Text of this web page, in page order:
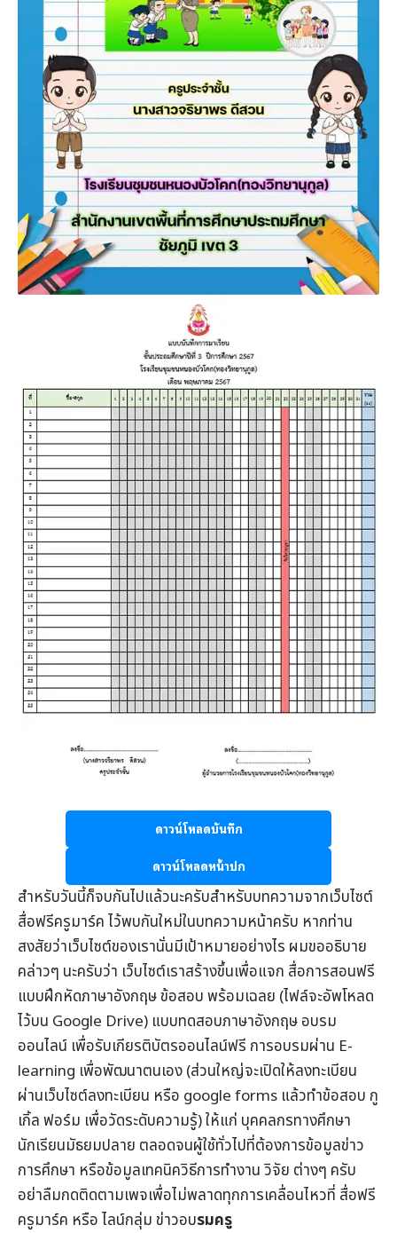
ดาวน์โหลดบันทึก
ดาวน์โหลดหน้าปก
สำหรับวันนี้ก็จบกันไปแล้วนะครับสำหรับบทความจากเว็บไซต์
สื่อฟรีครูมาร์คไว้พบกันใหม่ในบทความหน้าครับ หากท่าน
สงสัยว่าเว็บไซต์ของเรานั่นมีเป้าหมายอย่างไร ผมขออธิบาย
คล่าวๆ นะครับว่า เว็บไซต์เราสร้างขึ้นเพื่อแจก สื่อการสอนฟรี
แบบฝึกหัดภาษาอังกฤษข้อสอบพร้อมเฉลย (ไฟล์จะอัพโหลด
ไว้บน Google Drive) แบบทดสอบภาษาอังกฤษอบรม
ออนไลน์ เพื่อรับเกียรติบัตรออนไลน์ฟรี การอบรมผ่าน E-
learning เพื่อพัฒนาตนเอง (ส่วนใหญ่จะเปิดให้ลงทะเบียน
ผ่านเว็บไซต์ลงทะเบียน หรือ google forms แล้วทำข้อสอบ กู
เกิ้ล ฟอร์ม เพื่อวัดระดับความรู้) ให้แก่ บุคคลกรทางศึกษา
นักเรียนมัธยมปลาย ตลอดจนผู้ใช้ทั่วไปที่ต้องการข้อมูลข่าว
การศึกษา หรือข้อมูลเทคนิควิธีการทำงาน วิจัย ต่างๆ ครับ
อย่าลืมกดติดตามเพจเพื่อไม่พลาดทุกการเคลื่อนไหวที่ สื่อฟรี
ครูมาร์ค หรือ ไลน์กลุ่มข่าวอบรมครู